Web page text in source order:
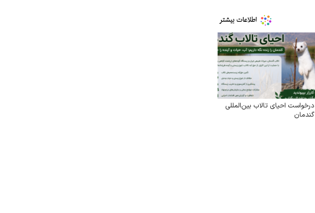
درخواست احیای تالاب بین‌المللی
گندمان